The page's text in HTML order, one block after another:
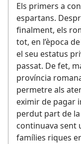
Els primers a
espartans.
finalment, els
tot, en l’època
el seu estatus
passat. De fet,
província
permetre als
eximir de pagar
perdut part de la
continuava sent
famílies riques